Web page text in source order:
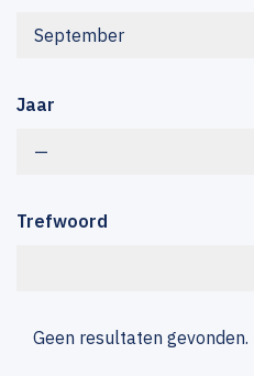
September
Jaar
—
Trefwoord
Geen resultaten gevonden.